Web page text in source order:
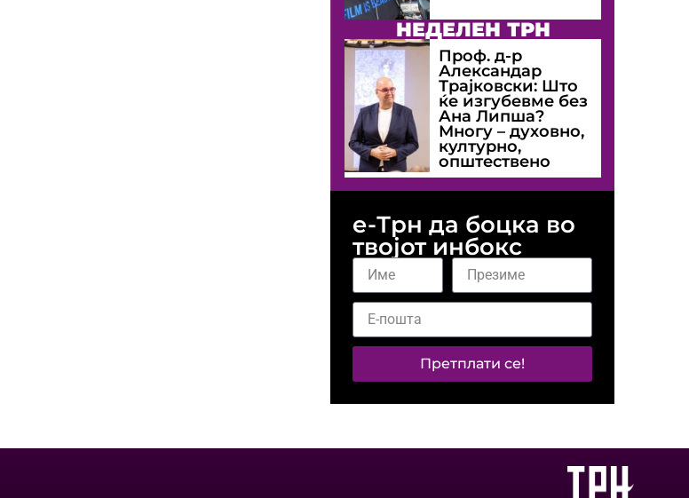
НЕДЕЛЕН ТРН
Проф. д-р
Александар
Трајковски: Што
ќе изгубевме без
Ана Липша?
Многу – духовно,
културно,
општествено
е-Трн да боцка во
твојот инбокс
Претплати се!